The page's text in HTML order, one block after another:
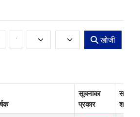
खोजी
सूचनाका
प्रकार
शाखा